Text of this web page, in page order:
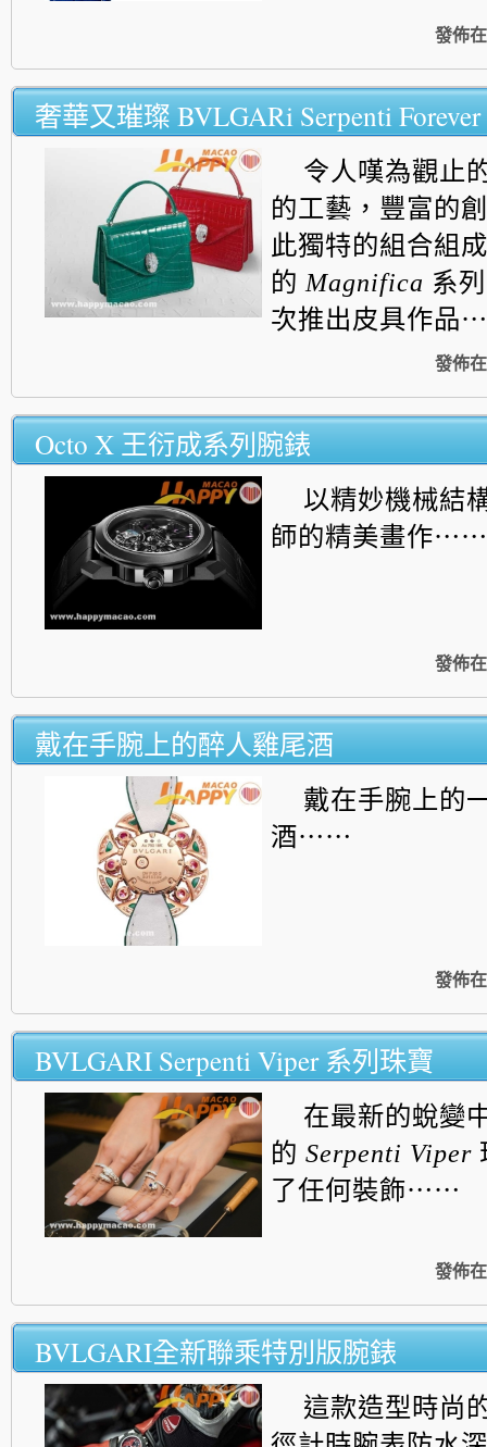
發佈在
奢華又璀璨 BVLGARi Serpenti Forever
令人嘆為觀止
的工藝，豐富的
此獨特的組合組
的 Magnifica 系
次推出皮具作
發佈在
Octo X 王衍成系列腕錶
以精妙機械結
師的精美畫作⋯⋯
發佈在
戴在手腕上的醉人雞尾酒
戴在手腕上的
酒⋯⋯
發佈在
BVLGARI Serpenti Viper 系列珠寶
在最新的蛻變
的 Serpenti Viper
了任何裝飾⋯⋯
發佈在
BVLGARI全新聯乘特別版腕錶
這款造型時尚